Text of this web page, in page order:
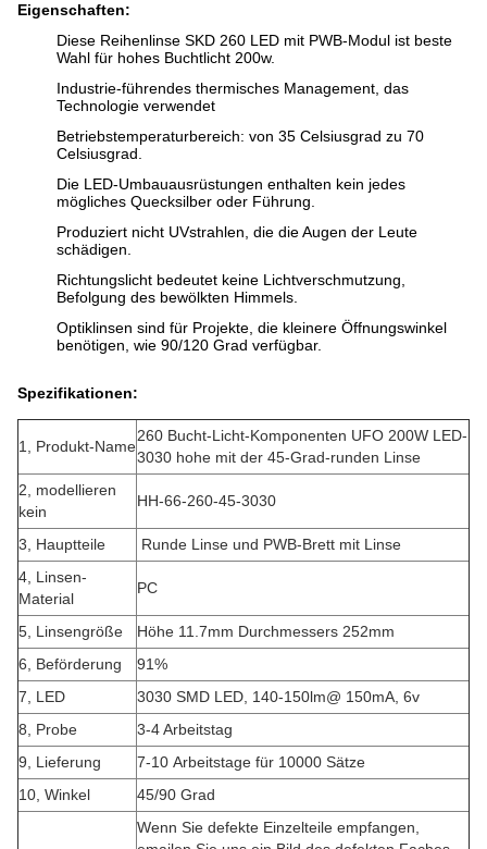
Eigenschaften:
Diese Reihenlinse SKD 260 LED mit PWB-Modul ist beste
Wahl für hohes Buchtlicht 200w.
Industrie-führendes thermisches Management, das
Technologie verwendet
Betriebstemperaturbereich: von 35 Celsiusgrad zu 70
Celsiusgrad.
Die LED-Umbauausrüstungen enthalten kein jedes
mögliches Quecksilber oder Führung.
Produziert nicht UVstrahlen, die die Augen der Leute
schädigen.
Richtungslicht bedeutet keine Lichtverschmutzung,
Befolgung des bewölkten Himmels.
Optiklinsen sind für Projekte, die kleinere Öffnungswinkel
benötigen, wie 90/120 Grad verfügbar.
Spezifikationen:
1, Produkt-Name
260 Bucht-Licht-Komponenten UFO 200W LED-
3030 hohe mit der 45-Grad-runden Linse
2, modellieren
kein
HH-66-260-45-3030
3, Hauptteile
Runde Linse und PWB-Brett mit Linse
4, Linsen-
Material
PC
5, Linsengröße
Höhe 11.7mm Durchmessers 252mm
6, Beförderung
91%
7, LED
3030 SMD LED, 140-150lm@ 150mA, 6v
8, Probe
3-4 Arbeitstag
9, Lieferung
7-10 Arbeitstage für 10000 Sätze
10, Winkel
45/90 Grad
Wenn Sie defekte Einzelteile empfangen,